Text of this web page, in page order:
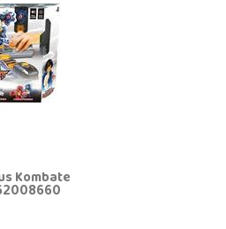
Kombate